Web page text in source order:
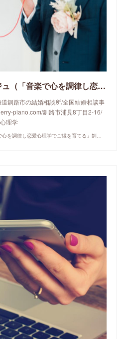
ショパン・マリアージュ（「音楽で心を調律し恋愛心理学でご縁を育てる」釧路市の結婚相談所）/ 全国結婚相談事業者連盟正規加盟店 / cherry-piano.com
釧路市の結婚相談所/全国結婚相談事
piano.com/釧路市浦見8丁目2-16/
理学
ショパン・マリアージュ（「音楽で心を調律し恋愛心理学でご縁を育てる」釧路市の結婚相談所）/ 全国結婚相談事業者連盟正規加盟店 / cherry-piano.com